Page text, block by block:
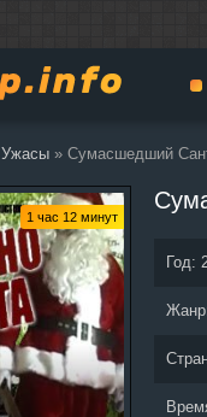
Ужасы » Сумасшедший
1 час 12 минут
Год: